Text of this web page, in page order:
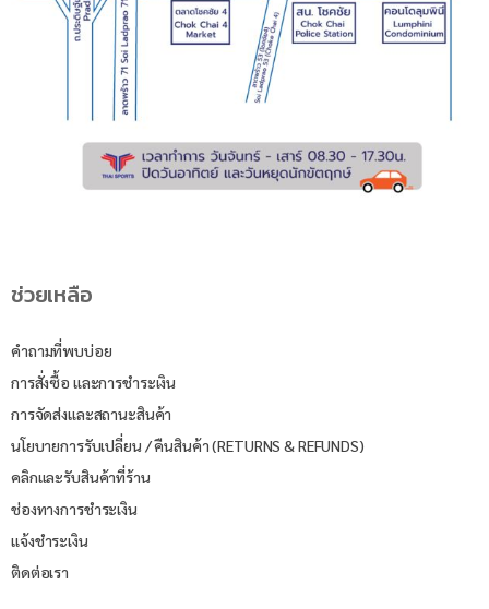
ช่วยเหลือ
คำถามที่พบบ่อย
การสั่งซื้อ และการชำระเงิน
การจัดส่งและสถานะสินค้า
นโยบายการรับเปลี่ยน / คืนสินค้า (RETURNS & REFUNDS)
คลิกและรับสินค้าที่ร้าน
ช่องทางการชำระเงิน
แจ้งชำระเงิน
ติดต่อเรา